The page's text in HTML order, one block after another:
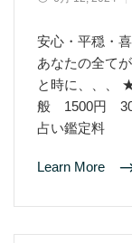
安心・平穏・
あなたの全て
と時に、、
般 1500円 30
占い鑑定料
Learn More